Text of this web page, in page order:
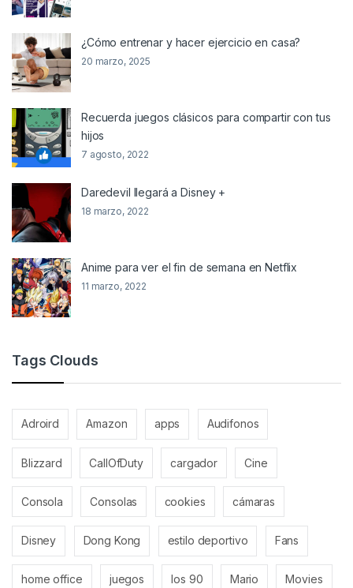
¿Cómo entrenar y hacer ejercicio en casa?
20 marzo, 2025
Recuerda juegos clásicos para compartir con tus
hijos
7 agosto, 2022
Daredevil llegará a Disney +
18 marzo, 2022
Anime para ver el fin de semana en Netflix
11 marzo, 2022
Tags Clouds
Adroird Amazon apps Audifonos
Blizzard CallOfDuty cargador Cine
Consola Consolas cookies cámaras
Disney Dong Kong estilo deportivo Fans
home office juegos los 90 Mario Movies